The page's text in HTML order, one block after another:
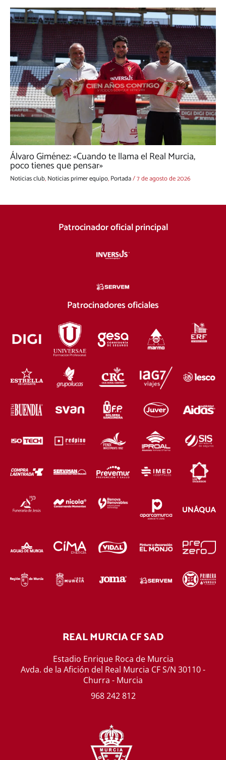
Álvaro Giménez: «Cuando te llama el Real Murcia,
poco tienes que pensar»
Noticias club,Noticias primer equipo,Portada/7 de agosto de 2026
Patrocinador oficial principal
Patrocinadores oficiales
REAL MURCIA CF SAD
Estadio Enrique Roca de Murcia
Avda. de la Afición del Real Murcia CF S/N 30110 -
Churra - Murcia
968 242 812